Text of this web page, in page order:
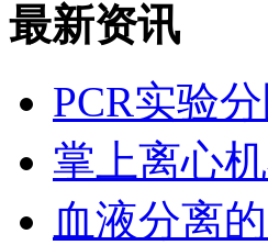
最新资讯
PCR实验
掌上离心
血液分离